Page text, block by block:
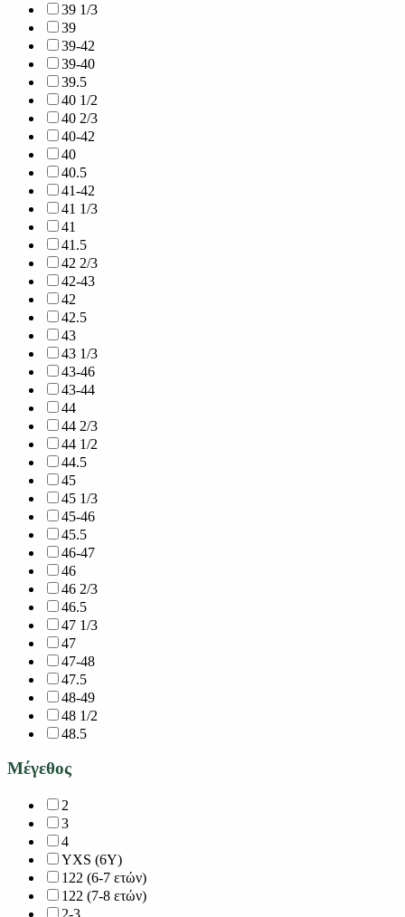
39 1/3
39
39-42
39-40
39.5
40 1/2
40 2/3
40-42
40
40.5
41-42
41 1/3
41
41.5
42 2/3
42-43
42
42.5
43
43 1/3
43-46
43-44
44
44 2/3
44 1/2
44.5
45
45 1/3
45-46
45.5
46-47
46
46 2/3
46.5
47 1/3
47
47-48
47.5
48-49
48 1/2
48.5
Μέγεθος
2
3
4
YXS (6Y)
122 (6-7 ετών)
122 (7-8 ετών)
2-3